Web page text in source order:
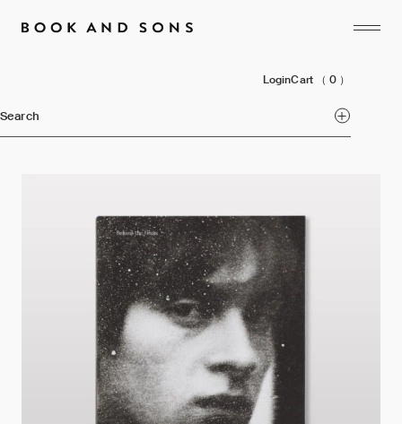
LoginCart （ 0 ）
Search